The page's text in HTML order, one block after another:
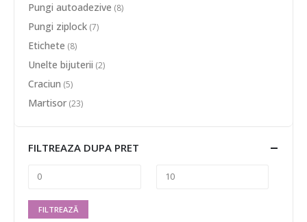
Pungi autoadezive (8)
Pungi ziplock (7)
Etichete (8)
Unelte bijuterii (2)
Craciun (5)
Martisor (23)
FILTREAZA DUPA PRET
FILTREAZĂ